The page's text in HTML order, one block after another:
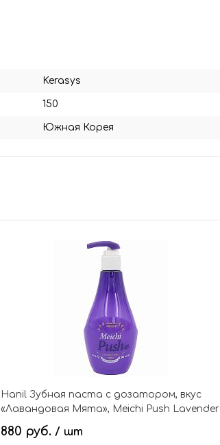
Kerasys
150
Южная Корея
Hanil Зубная паста с дозатором, вкус
«Лавандовая Мята», Meichi Push Lavender
Mint Toothpaste
880 руб. / шт